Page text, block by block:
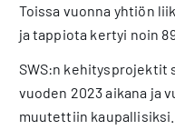
Toissa vuonna yhtiön
ja tappiota kertyi noin
SWS:n
vuoden 2023 aikana ja
muutettiin